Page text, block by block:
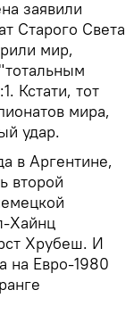
заявили
Старого Света
мир,
Кстати, тот
мира,
удар.
в Аргентине,
второй
Хайнц
Хрубеш. И
на Евро-1980